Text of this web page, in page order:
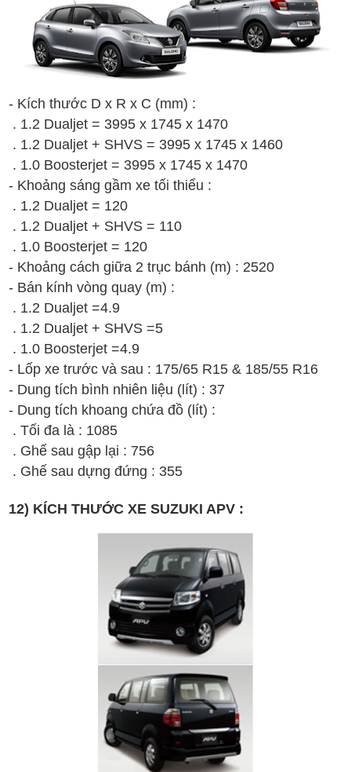
- Kích thước D x R x C (mm) :
. 1.2 Dualjet = 3995 x 1745 x 1470
. 1.2 Dualjet + SHVS= 3995 x 1745 x 1460
. 1.0 Boosterjet= 3995 x 1745 x 1470
- Khoảng sáng gầm xe tối thiểu :
. 1.2 Dualjet = 120
. 1.2 Dualjet + SHVS= 110
. 1.0 Boosterjet= 120
- Khoảng cách giữa 2 trục bánh (m) : 2520
- Bán kính vòng quay (m) :
. 1.2 Dualjet =4.9
. 1.2 Dualjet + SHVS=5
. 1.0 Boosterjet=4.9
- Lốp xe trước và sau : 175/65 R15 & 185/55 R16
- Dung tích bình nhiên liệu (lít) : 37
- Dung tích khoang chứa đồ (lít) :
. Tối đa là : 1085
. Ghế sau gập lại : 756
. Ghế sau dựng đứng : 355
12) KÍCH THƯỚC XE SUZUKI APV :